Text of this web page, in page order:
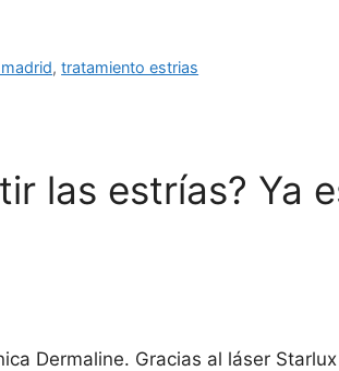
,tratamiento estrias
las estrías? Ya
Dermaline. Gracias al láser